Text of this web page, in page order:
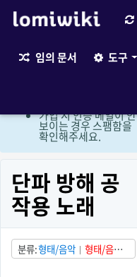
임의 문서 도구
현재 로그인 회원만 편
집이 가능한 상태입니
가입 시 인증 메일이 안
보이는 경우 스팸함을
확인해주세요.
단파 방해 공
작용 노래
분류 형태/음악
형태/음성
상태/부분적으로 발견됨